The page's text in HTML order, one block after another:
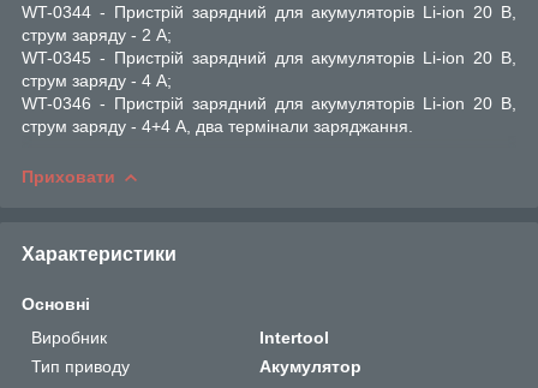
WT-0344 - Пристрій зарядний для акумуляторів Li-ion 20 В,
струм заряду - 2 А;
WT-0345 - Пристрій зарядний для акумуляторів Li-ion 20 В,
струм заряду - 4 А;
WT-0346 - Пристрій зарядний для акумуляторів Li-ion 20 В,
струм заряду - 4+4 А, два термінали заряджання.
Приховати
Характеристики
Основні
Виробник
Intertool
Тип приводу
Акумулятор